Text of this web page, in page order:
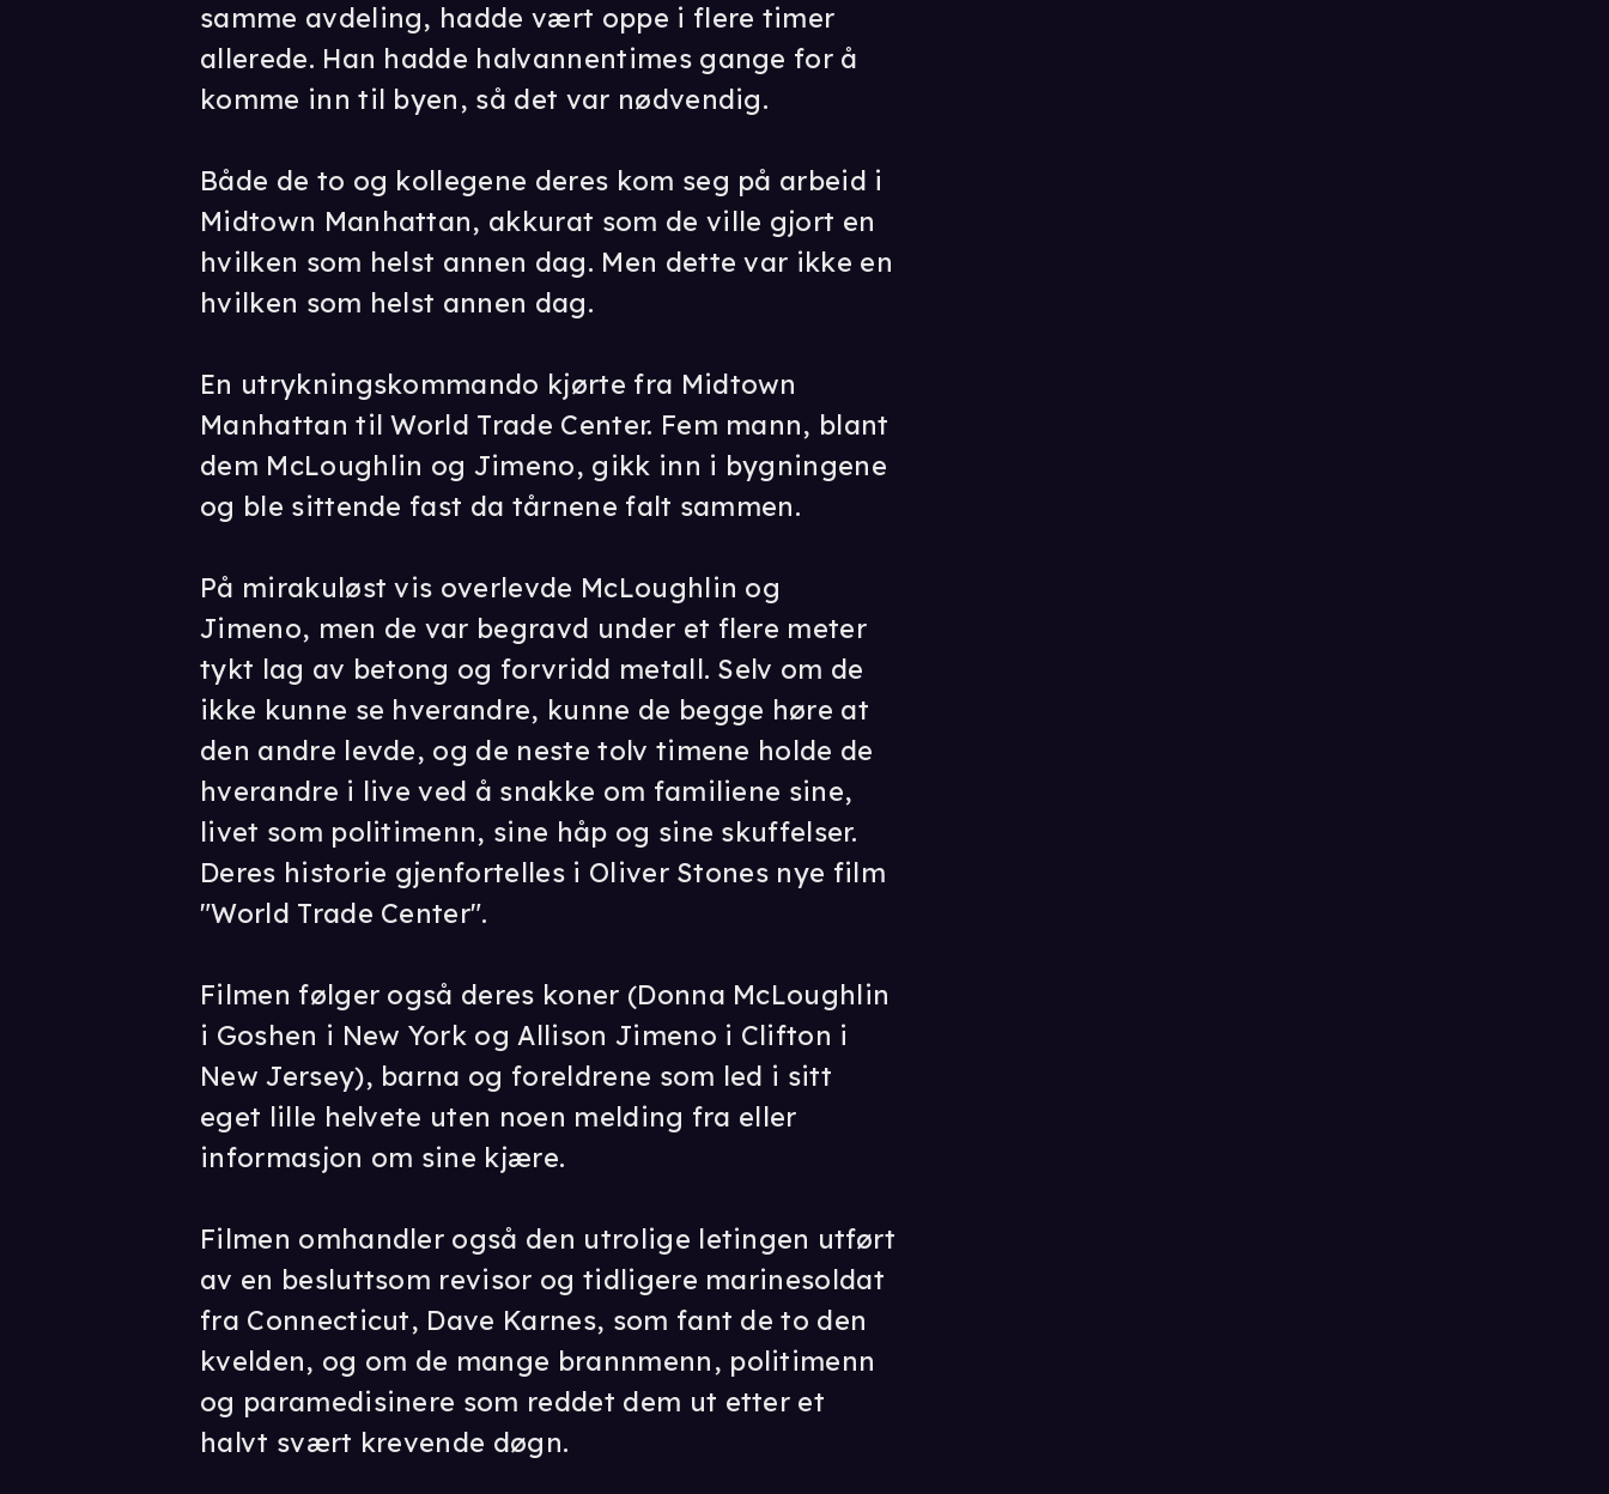
samme avdeling, hadde vært oppe i flere timer
allerede. Han hadde halvannentimes gange for å
komme inn til byen, så det var nødvendig.
Både de to og kollegene deres kom seg på arbeid i
Midtown Manhattan, akkurat som de ville gjort en
hvilken som helst annen dag. Men dette var ikke en
hvilken som helst annen dag.
En utrykningskommando kjørte fra Midtown
Manhattan til World Trade Center. Fem mann, blant
dem McLoughlin og Jimeno, gikk inn i bygningene
og ble sittende fast da tårnene falt sammen.
På mirakuløst vis overlevde McLoughlin og
Jimeno, men de var begravd under et flere meter
tykt lag av betong og forvridd metall. Selv om de
ikke kunne se hverandre, kunne de begge høre at
den andre levde, og de neste tolv timene holde de
hverandre i live ved å snakke om familiene sine,
livet som politimenn, sine håp og sine skuffelser.
Deres historie gjenfortelles i Oliver Stones nye film
"World Trade Center".
Filmen følger også deres koner (Donna McLoughlin
i Goshen i New York og Allison Jimeno i Clifton i
New Jersey), barna og foreldrene som led i sitt
eget lille helvete uten noen melding fra eller
informasjon om sine kjære.
Filmen omhandler også den utrolige letingen utført
av en besluttsom revisor og tidligere marinesoldat
fra Connecticut, Dave Karnes, som fant de to den
kvelden, og om de mange brannmenn, politimenn
og paramedisinere som reddet dem ut etter et
halvt svært krevende døgn.